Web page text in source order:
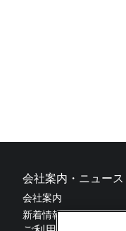
会社案内・ニュース
会社案内
新着情報